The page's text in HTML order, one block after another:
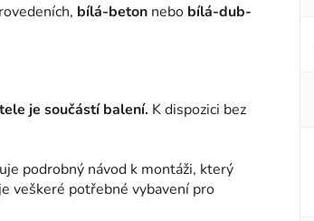
bílá-beton nebo bílá-dub-
je součástí balení. K dispozici bez
podrobný návod k montáži, který
veškeré potřebné vybavení pro